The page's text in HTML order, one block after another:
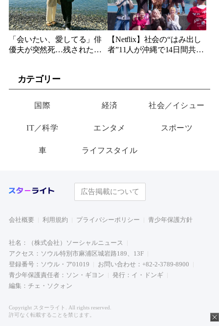
「会いたい、愛してる」俳
優夫が突然死…残された女
【Netflix】社会の“はみ出し
者”11人が沖縄で14日間共同
カテゴリー
国際 経済 社会／イシュー
IT／科学 エンタメ スポーツ
車 ライフスタイル
広告掲載について
会社概要 利用規約 プライバシーポリシー 青少年保護方針
社名：（株式会社）ソーシャルニュース
アクセス：ソウル特別市麻浦区城岩路189、13F
登録番号：ソウル・ア01019
お問い合わせ：+82-2-3789-8900
青少年保護責任者：ソン・ギヨン
発行：イ・ドンギ
編集：チェ・ソクォン
Copyright スターライト. All rights reserved.
許可なく転載することを禁じます。